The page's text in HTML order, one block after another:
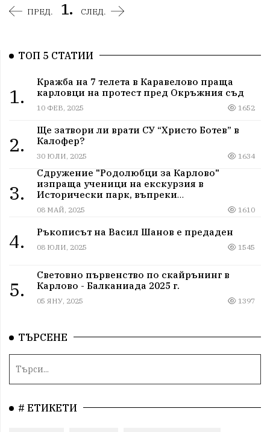
ПРЕД. 1. СЛЕД.
ТОП 5 СТАТИИ
1.
Кражба на 7 телета в Каравелово праща
карловци на протест пред Окръжния съд
10 ФЕВ, 2025 1652
2.
Ще затвори ли врати СУ “Христо Ботев” в
Калофер?
30 ЮЛИ, 2025 1634
3.
Сдружение "Родолюбци за Карлово"
изпраща ученици на екскурзия в
Исторически парк, въпреки
дискриминацията
08 МАЙ, 2025 1610
4. Ръкописът на Васил Шанов е предаден
08 ЮЛИ, 2025 1545
5.
Световно първенство по скайрънинг в
Карлово - Балканиада 2025 г.
05 ЯНУ, 2025 1397
ТЪРСЕНЕ
# ЕТИКЕТИ